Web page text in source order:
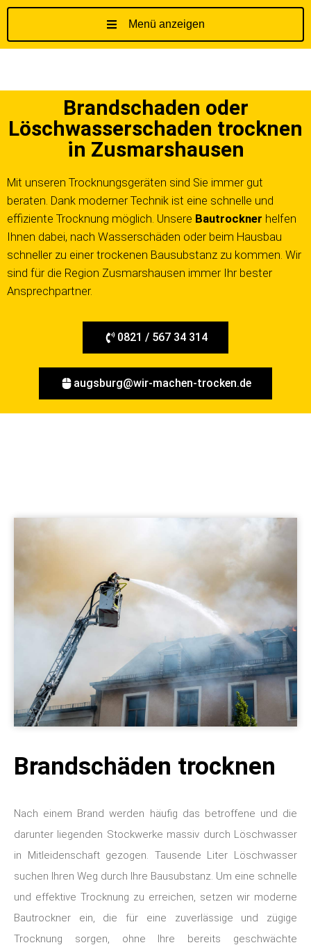
h
a
s
p
r
i
n
g
e
Menü anzeigen
Brandschaden oder
Löschwasserschaden trocknen
in Zusmarshausen
Mit unseren Trocknungsgeräten sind Sie immer gut
beraten. Dank moderner Technik ist eine schnelle und
effiziente Trocknung möglich. Unsere Bautrockner helfen
Ihnen dabei, nach Wasserschäden oder beim Hausbau
schneller zu einer trockenen Bausubstanz zu kommen. Wir
sind für die Region Zusmarshausen immer Ihr bester
Ansprechpartner.
0821 / 567 34 314
augsburg@wir-machen-trocken.de
Brandschäden trocknen
Nach einem Brand werden häufig das betroffene und die
darunter liegenden Stockwerke massiv durch Löschwasser
in Mitleidenschaft gezogen. Tausende Liter Löschwasser
suchen Ihren Weg durch Ihre Bausubstanz. Um eine schnelle
und effektive Trocknung zu erreichen, setzen wir moderne
Bautrockner ein, die für eine zuverlässige und zügige
Trocknung sorgen, ohne Ihre bereits geschwächte